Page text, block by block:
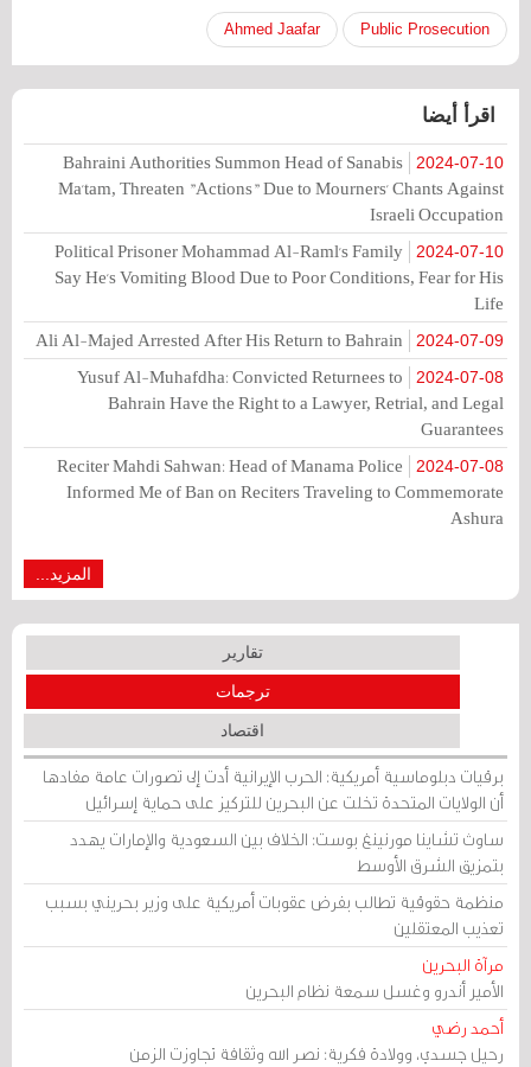
Public Prosecution
Ahmed Jaafar
اقرأ أيضا
2024-07-10
Bahraini Authorities Summon Head of Sanabis
Ma'tam, Threaten "Actions" Due to Mourners' Chants Against
Israeli Occupation
2024-07-10
Political Prisoner Mohammad Al-Raml's Family
Say He's Vomiting Blood Due to Poor Conditions, Fear for His
Life
2024-07-09
Ali Al-Majed Arrested After His Return to Bahrain
2024-07-08
Yusuf Al-Muhafdha: Convicted Returnees to
Bahrain Have the Right to a Lawyer, Retrial, and Legal
Guarantees
2024-07-08
Reciter Mahdi Sahwan: Head of Manama Police
Informed Me of Ban on Reciters Traveling to Commemorate
Ashura
المزيد...
تقارير
ترجمات
اقتصاد
برقيات دبلوماسية أمريكية: الحرب الإيرانية أدت إلى تصورات عامة مفادها
أن الولايات المتحدة تخلت عن البحرين للتركيز على حماية إسرائيل
ساوث تشاينا مورنينغ بوست: الخلاف بين السعودية والإمارات يهدد
بتمزيق الشرق الأوسط
منظمة حقوقية تطالب بفرض عقوبات أمريكية على وزير بحريني بسبب
تعذيب المعتقلين
مرآة البحرين
الأمير أندرو وغسل سمعة نظام البحرين
أحمد رضي
رحيل جسدي، وولادة فكرية: نصر الله وثقافة تجاوزت الزمن